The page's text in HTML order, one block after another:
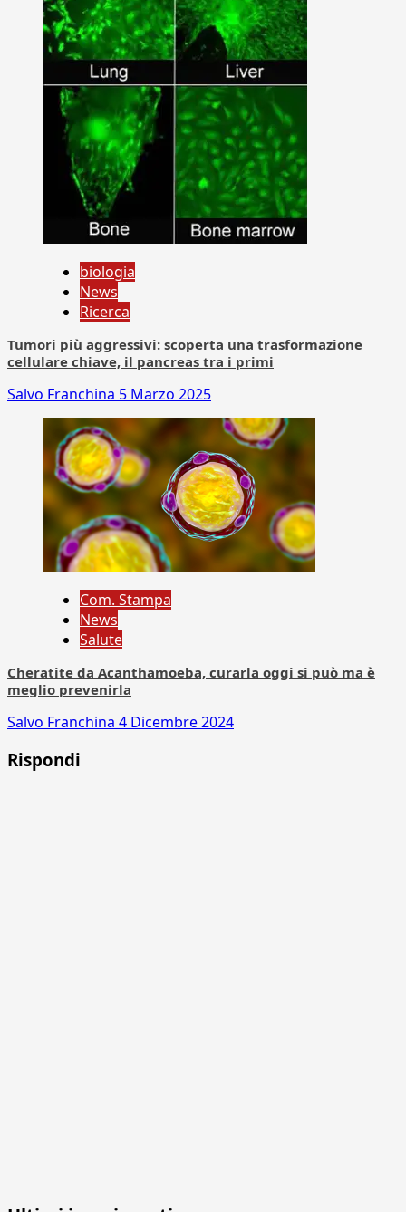
biologia
News
Ricerca
Tumori più aggressivi: scoperta una trasformazione
cellulare chiave, il pancreas tra i primi
Salvo Franchina 5 Marzo 2025
Com. Stampa
News
Salute
Cheratite da Acanthamoeba, curarla oggi si può ma è
meglio prevenirla
Salvo Franchina 4 Dicembre 2024
Rispondi